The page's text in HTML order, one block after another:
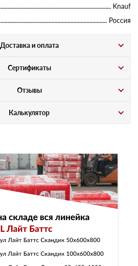
Knauf
Россия
Доставка и оплата
Сертификаты
Отзывы
Калькулятор